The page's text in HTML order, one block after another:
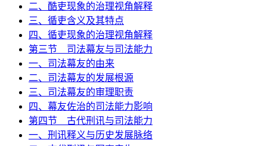
二、酷吏现象的治理视角解释
三、循吏含义及其特点
四、循吏现象的治理视角解释
第三节 司法幕友与司法能力
一、司法幕友的由来
二、司法幕友的发展根源
三、司法幕友的审理职责
四、幕友佐治的司法能力影响
第四节 古代刑讯与司法能力
一、刑讯释义与历史发展脉络